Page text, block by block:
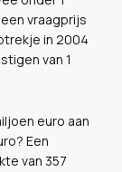
vraagprijs
in 2004
van 1
euro aan
Een
van 357